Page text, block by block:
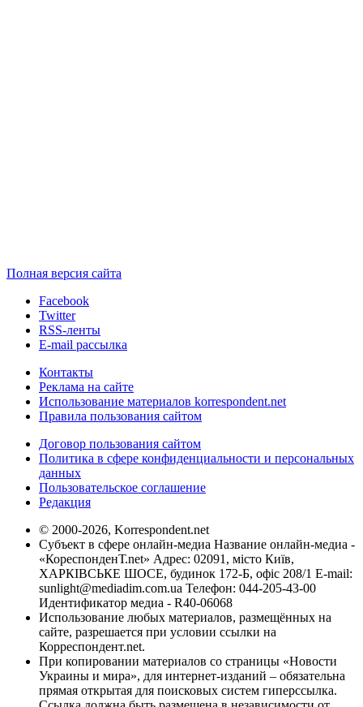
Полная версия сайта
Facebook
Twitter
RSS-ленты
E-mail рассылка
Контакты
Реклама на сайте
Использование материалов korrespondent.net
Правила пользования сайтом
Договор пользования сайтом
Политика в сфере конфиденциальности и персональных
данных
Пользовательское соглашение
Редакция
© 2000-2026, Korrespondent.net
Субъект в сфере онлайн-медиа Название онлайн-медиа -
«КореспонденТ.net» Адрес: 02091, місто Київ,
ХАРКІВСЬКЕ ШОСЕ, будинок 172-Б, офіс 208/1 E-mail:
sunlight@mediadim.com.ua Телефон: 044-205-43-00
Идентификатор медиа - R40-06068
Использование любых материалов, размещённых на
сайте, разрешается при условии ссылки на
Корреспондент.net.
При копировании материалов со страницы «Новости
Украины и мира», для интернет-изданий – обязательна
прямая открытая для поисковых систем гиперссылка.